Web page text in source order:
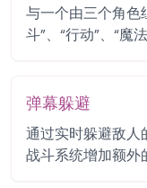
与一个由三个角色
斗”、“行动”、“魔
弹幕躲避
通过实时躲避敌人
战斗系统增加额外